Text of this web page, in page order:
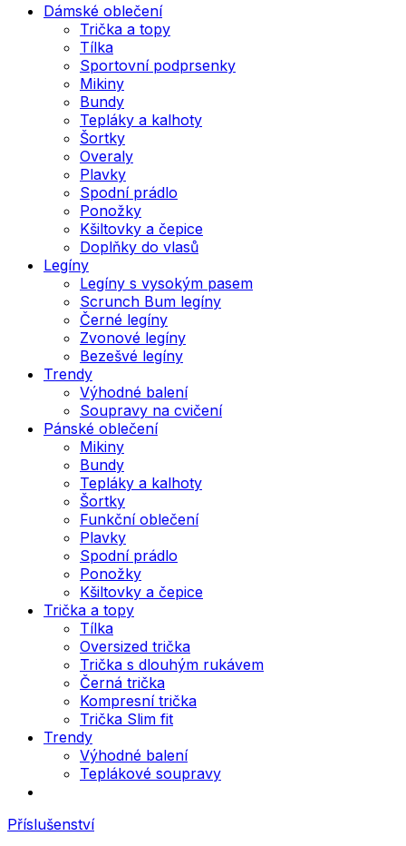
Dámské oblečení
Trička a topy
Tílka
Sportovní podprsenky
Mikiny
Bundy
Tepláky a kalhoty
Šortky
Overaly
Plavky
Spodní prádlo
Ponožky
Kšiltovky a čepice
Doplňky do vlasů
Legíny
Legíny s vysokým pasem
Scrunch Bum legíny
Černé legíny
Zvonové legíny
Bezešvé legíny
Trendy
Výhodné balení
Soupravy na cvičení
Pánské oblečení
Mikiny
Bundy
Tepláky a kalhoty
Šortky
Funkční oblečení
Plavky
Spodní prádlo
Ponožky
Kšiltovky a čepice
Trička a topy
Tílka
Oversized trička
Trička s dlouhým rukávem
Černá trička
Kompresní trička
Trička Slim fit
Trendy
Výhodné balení
Teplákové soupravy
Příslušenství